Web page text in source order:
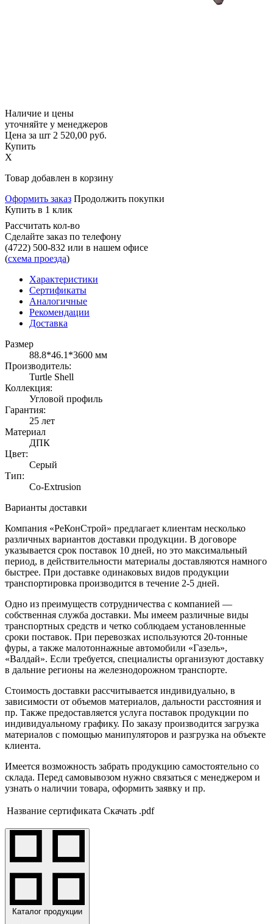
Наличие и цены
уточняйте у менеджеров
Цена за шт 2 520,00 руб.
Купить
X
Товар добавлен в корзину
Оформить заказ Продолжить покупки
Купить в 1 клик
Рассчитать кол-во
Сделайте заказ по телефону
(4722) 500-832 или в нашем офисе
(схема проезда)
Характеристики
Сертификаты
Аналогичные
Рекомендации
Доставка
Размер
88.8*46.1*3600 мм
Производитель:
Turtle Shell
Коллекция:
Угловой профиль
Гарантия:
25 лет
Материал
ДПК
Цвет:
Серый
Тип:
Co-Extrusion
Варианты доставки
Компания «РеКонСтрой» предлагает клиентам несколько
различных вариантов доставки продукции. В договоре
указывается срок поставок 10 дней, но это максимальный
период, в действительности материалы доставляются намного
быстрее. При доставке одинаковых видов продукции
транспортировка производится в течение 2-5 дней.
Одно из преимуществ сотрудничества с компанией —
собственная служба доставки. Мы имеем различные виды
транспортных средств и четко соблюдаем установленные
сроки поставок. При перевозках используются 20-тонные
фуры, а также малотоннажные автомобили «Газель»,
«Валдай». Если требуется, специалисты организуют доставку
в дальние регионы на железнодорожном транспорте.
Стоимость доставки рассчитывается индивидуально, в
зависимости от объемов материалов, дальности расстояния и
пр. Также предоставляется услуга поставок продукции по
индивидуальному графику. По заказу производится загрузка
материалов с помощью манипуляторов и разгрузка на объекте
клиента.
Имеется возможность забрать продукцию самостоятельно со
склада. Перед самовывозом нужно связаться с менеджером и
узнать о наличии товара, оформить заявку и пр.
Название сертификата Скачать .pdf
Каталог продукции